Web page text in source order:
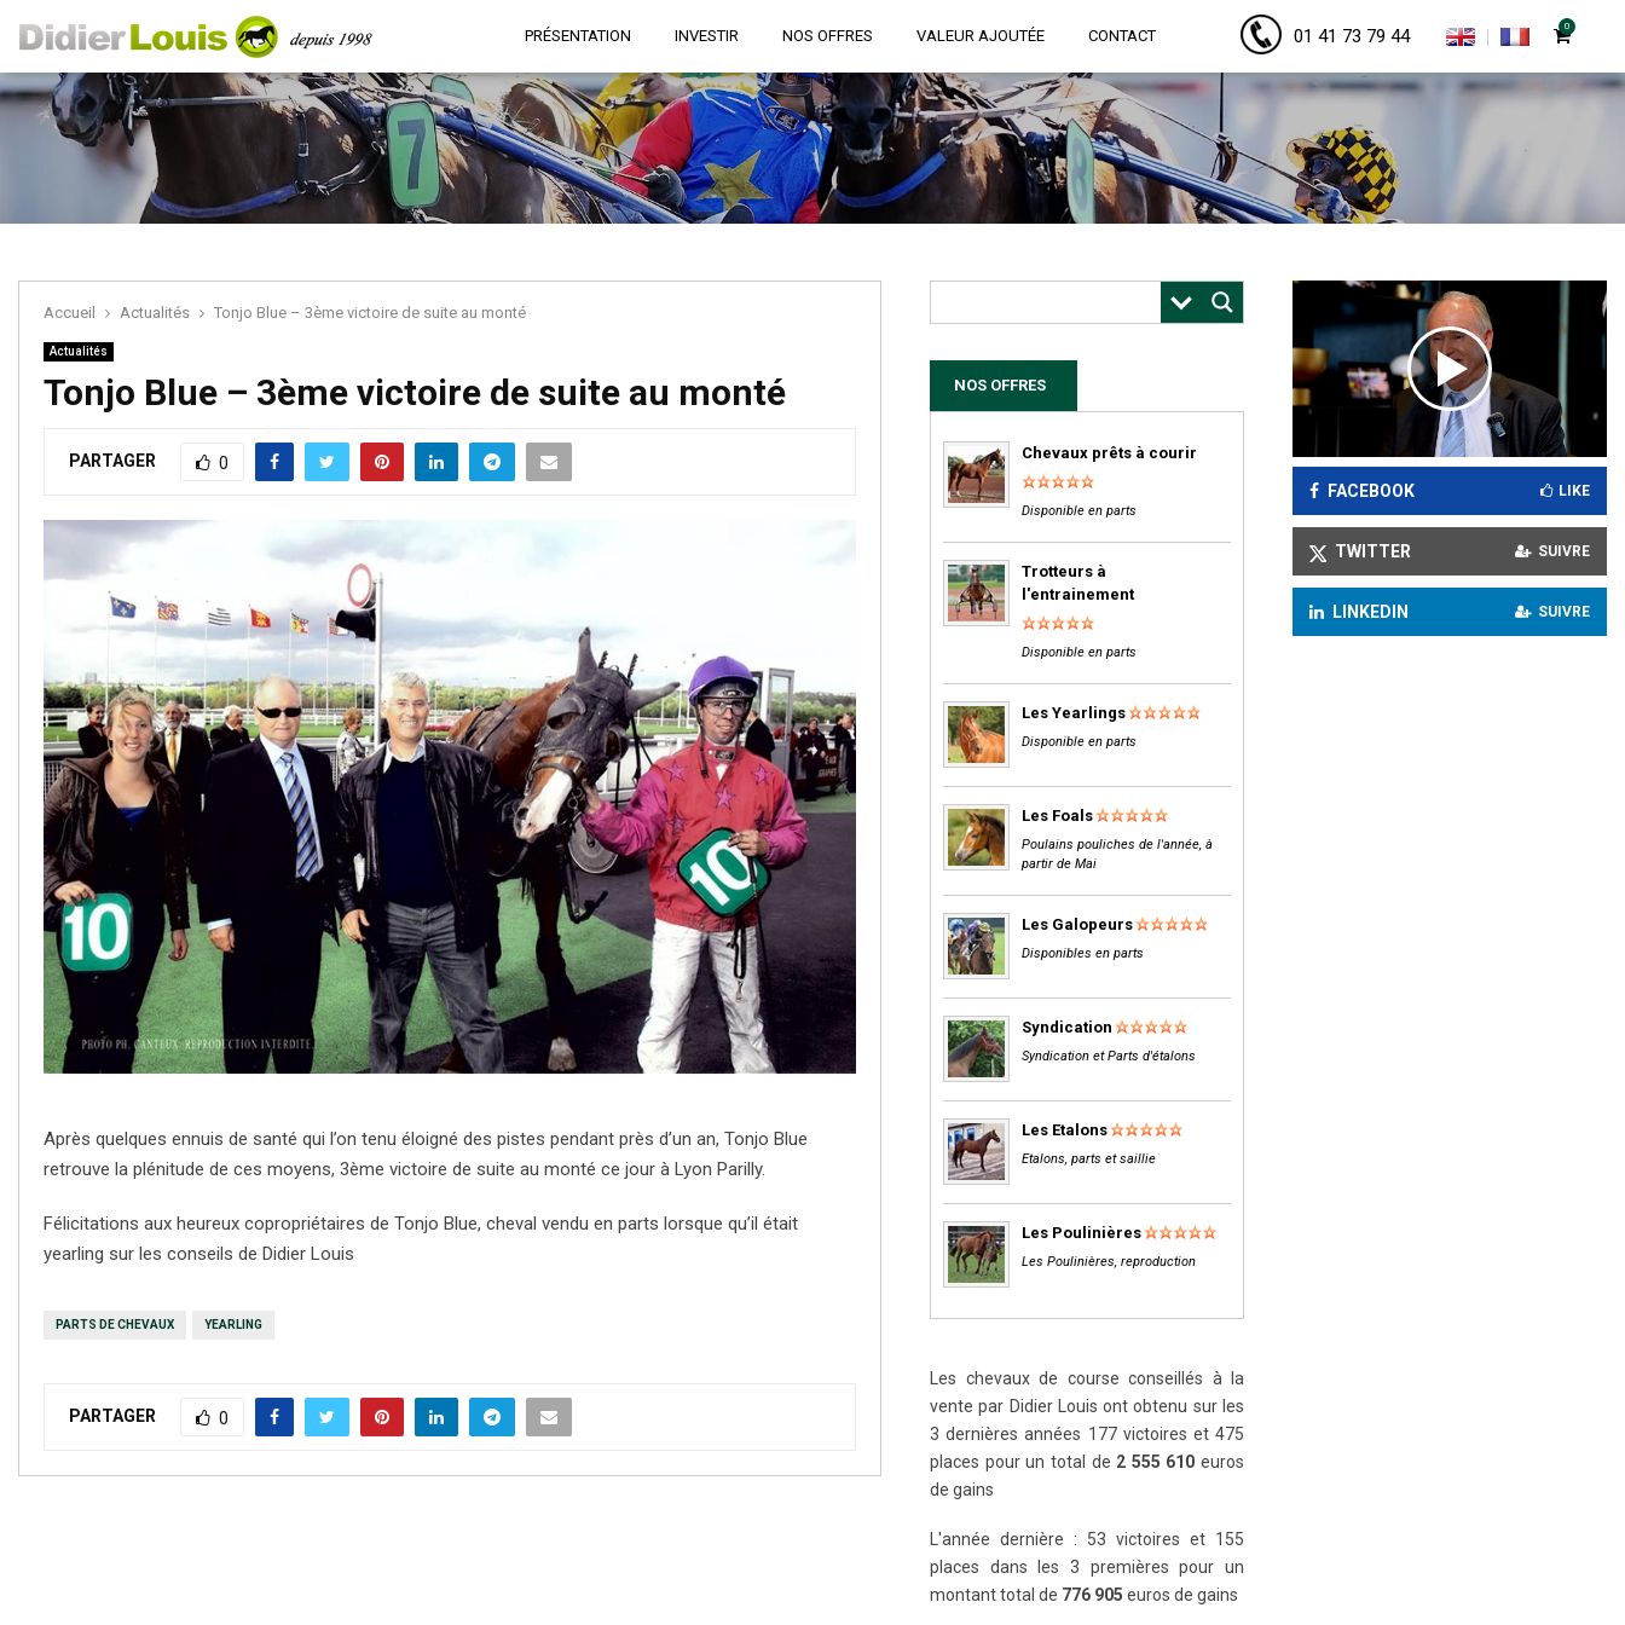
PRÉSENTATION INVESTIR NOS OFFRES VALEUR AJOUTÉE CONTACT 01 41 73 79 44 0
Accueil Actualités Tonjo Blue – 3ème victoire de suite au monté
Actualités
Tonjo Blue – 3ème victoire de suite au monté
PARTAGER 0
Après quelques ennuis de santé qui l’on tenu éloigné des pistes pendant près d’un an, Tonjo Blue
retrouve la plénitude de ces moyens, 3ème victoire de suite au monté ce jour à Lyon Parilly.
Félicitations aux heureux copropriétaires de Tonjo Blue, cheval vendu en parts lorsque qu’il était
yearling sur les conseils de Didier Louis
PARTS DE CHEVAUX YEARLING
PARTAGER 0
FACEBOOK LIKE
TWITTER SUIVRE
LINKEDIN SUIVRE
NOS OFFRES
Chevaux prêts à courir
Disponible en parts
Trotteurs à
l'entrainement
Disponible en parts
Les Yearlings
Disponible en parts
Les Foals
Poulains pouliches de l'année, à
partir de Mai
Les Galopeurs
Disponibles en parts
Syndication
Syndication et Parts d'étalons
Les Etalons
Etalons, parts et saillie
Les Poulinières
Les Poulinières, reproduction
Les chevaux de course conseillés à la
vente par Didier Louis ont obtenu sur les
3 dernières années 177 victoires et 475
places pour un total de 2 555 610 euros
de gains
L'année dernière : 53 victoires et 155
places dans les 3 premières pour un
montant total de 776 905 euros de gains